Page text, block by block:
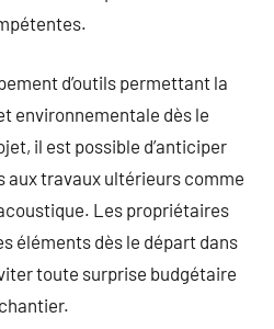
d’outils permettant la
environnementale dès le
il est possible d’anticiper
aux travaux ultérieurs comme
Les propriétaires
éléments dès le départ dans
toute surprise budgétaire